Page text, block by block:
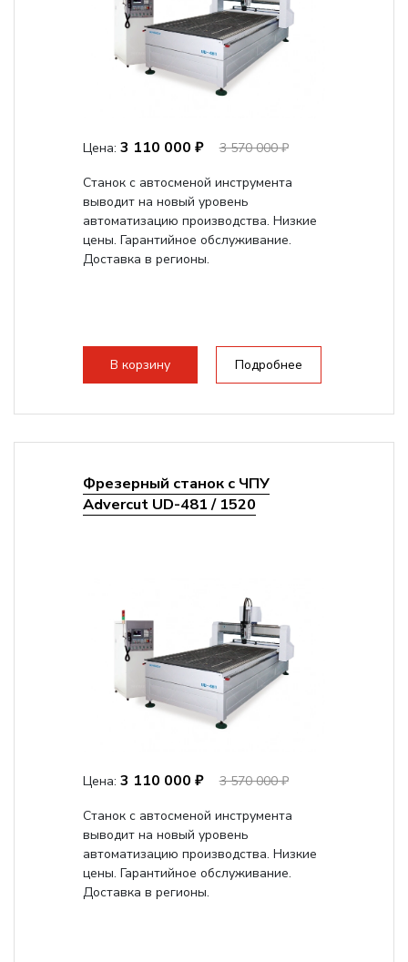
Цена: 3 110 000 ₽
3 570 000 ₽
Станок с автосменой инструмента
выводит на новый уровень
автоматизацию производства. Низкие
цены. Гарантийное обслуживание.
Доставка в регионы.
В корзину Подробнее
Фрезерный станок с ЧПУ
Advercut UD-481 / 1520
Цена: 3 110 000 ₽
3 570 000 ₽
Станок с автосменой инструмента
выводит на новый уровень
автоматизацию производства. Низкие
цены. Гарантийное обслуживание.
Доставка в регионы.